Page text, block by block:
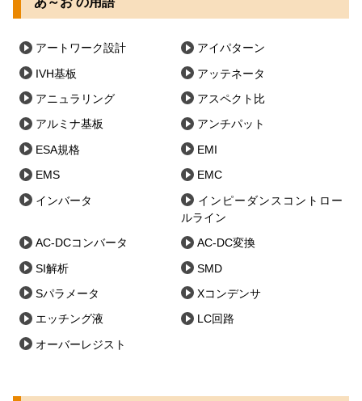
アートワーク設計 アイパターン
IVH基板 アッテネータ
アニュラリング アスペクト比
アルミナ基板 アンチパット
ESA規格 EMI
EMS EMC
インバータ
インピーダンスコントロー
ルライン
AC-DCコンバータ AC-DC変換
SI解析 SMD
Sパラメータ Xコンデンサ
エッチング液 LC回路
オーバーレジスト